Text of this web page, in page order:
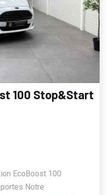
100 Stop&Start
EcoBoost 100
Notre